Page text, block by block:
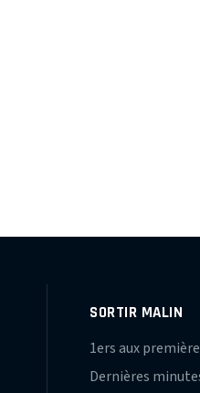
SORTIR MALIN
1ers aux
Dernières